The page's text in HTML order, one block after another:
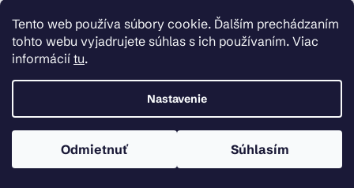
Tento web používa súbory cookie. Ďalším prechádzaním
tohto webu vyjadrujete súhlas s ich používaním. Viac
informácií tu.
Nastavenie
Odmietnuť Súhlasím